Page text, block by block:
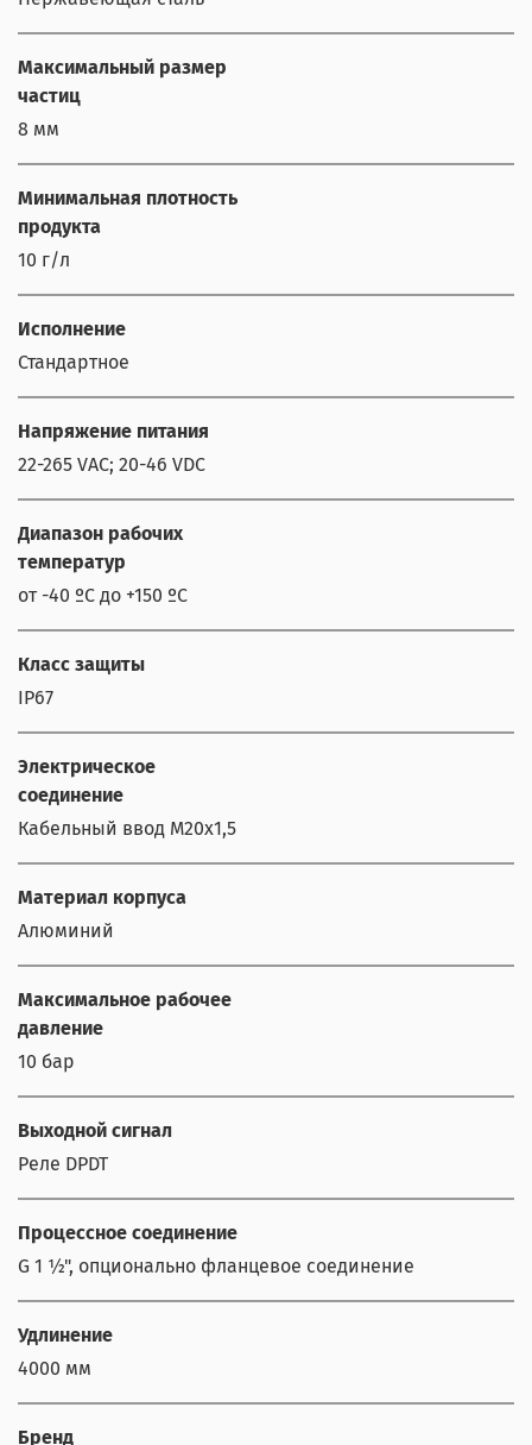
Максимальный размер
частиц
8 мм
Минимальная плотность
продукта
10 г/л
Исполнение
Стандартное
Напряжение питания
22-265 VAC; 20-46 VDC
Диапазон рабочих
температур
от -40 ºС до +150 ºС
Класс защиты
IP67
Электрическое
соединение
Кабельный ввод М20х1,5
Материал корпуса
Алюминий
Максимальное рабочее
давление
10 бар
Выходной сигнал
Реле DPDT
Процессное соединение
G 1 ½", опционально фланцевое соединение
Удлинение
4000 мм
Бренд